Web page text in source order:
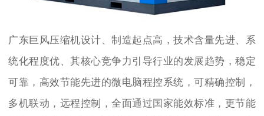
广东巨风压缩机设计、制造起点高，技术含量先进、系
统化程度优、其核心竞争力引导行业的发展趋势，稳定
可靠，高效节能先进的微电脑程控系统，可精确控制，
多机联动，远程控制，全面通过国家能效标准，更节能